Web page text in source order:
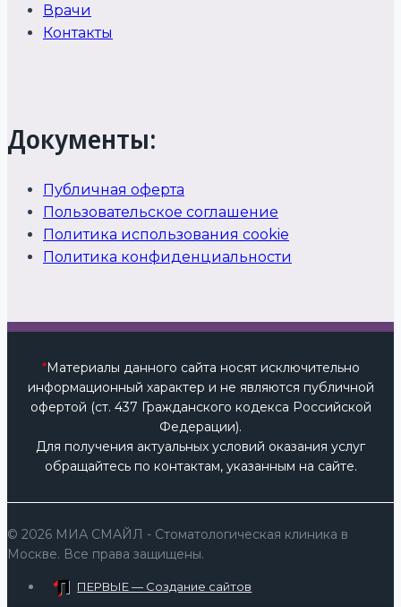
Врачи
Контакты
Документы:
Публичная оферта
Пользовательское соглашение
Политика использования cookie
Политика конфиденциальности
*Материалы данного сайта носят исключительно
информационный характер и не являются публичной
офертой (ст. 437 Гражданского кодекса Российской
Федерации).
Для получения актуальных условий оказания услуг
обращайтесь по контактам, указанным на сайте.
© 2026 МИА СМАЙЛ - Стоматологическая клиника в
Москве. Все права защищены.
ПЕРВЫЕ — Создание сайтов